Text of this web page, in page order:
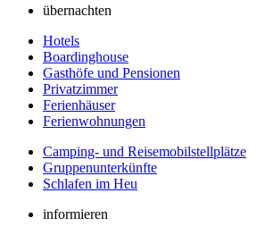
übernachten
Hotels
Boardinghouse
Gasthöfe und Pensionen
Privatzimmer
Ferienhäuser
Ferienwohnungen
Camping- und Reisemobilstellplätze
Gruppenunterkünfte
Schlafen im Heu
informieren